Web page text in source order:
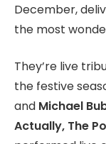
December,
the most
They’re live
the festive
and Michael
Actually, The